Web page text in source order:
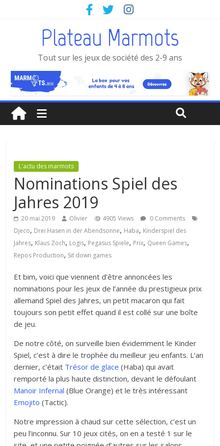
Plateau Marmots
Tout sur les jeux de société des 2-9 ans
L'actu des marmots
Nominations Spiel des
Jahres 2019
20 mai 2019 Olivier 4905 Views
0 Comments
Djeco, Drei Hasen in der Abendsonne, Haba, Kinderspiel des
Jahres, Klaus Zoch, Logis, Pegasus Spiele, Prix, Queen Games,
Repos Production, Sit down games
Et bim, voici que viennent d’être annoncées les
nominations pour les jeux de l’année du prestigieux prix
allemand Spiel des Jahres, un petit macaron qui fait
toujours son petit effet quand il est collé sur une boîte
de jeu.
De notre côté, on surveille bien évidemment le Kinder
Spiel, c’est à dire le trophée du meilleur jeu enfants. L’an
dernier, c’était Trésor de glace (Haba) qui avait
remporté la plus haute distinction, devant le défoulant
Manoir Infernal (Blue Orange) et le très intéressant
Emojito (Tactic).
Notre impression à chaud sur cette sélection, c’est un
peu l’inconnu. Sur 10 jeux cités, on en a testé 1 sur le